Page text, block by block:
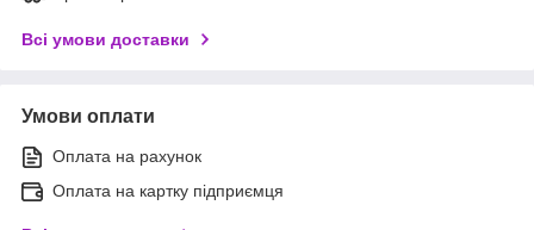
Всі умови доставки
Умови оплати
Оплата на рахунок
Оплата на картку підприємця